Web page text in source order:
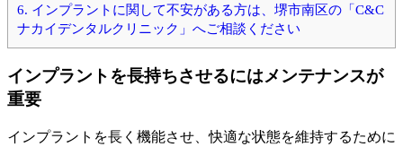
6. インプラントに関して不安がある方は、堺市南区の「C&C
ナカイデンタルクリニック」へご相談ください
インプラントを長持ちさせるにはメンテナンスが
重要
インプラントを長く機能させ、快適な状態を維持するために